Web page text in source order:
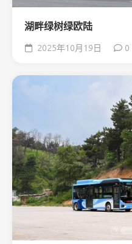
湖畔绿树绿欧陆
2025年10月19日 0